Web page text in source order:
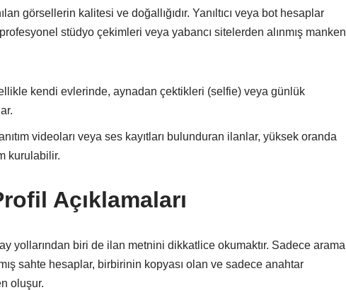
görsellerin kalitesi ve doğallığıdır. Yanıltıcı veya bot hesaplar
stüdyo çekimleri veya yabancı sitelerden alınmış manken
kendi evlerinde, aynadan çektikleri (selfie) veya günlük
videoları veya ses kayıtları bulunduran ilanlar, yüksek oranda
kurulabilir.
Açıklamaları
yollarından biri de ilan metnini dikkatlice okumaktır. Sadece arama
sahte hesaplar, birbirinin kopyası olan ve sadece anahtar
oluşur.